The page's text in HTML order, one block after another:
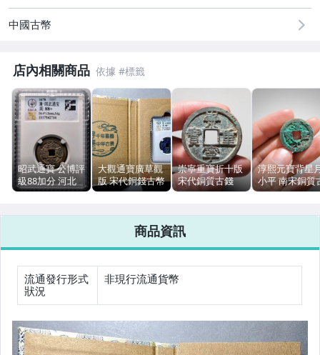
居家、家具與園藝
男性精品與服飾
偶像、球員卡與郵幣
女裝與服飾配件
手錶與飾品配件
女包精品與女鞋
相機、攝影與周邊
中國古幣
店內相關商品
昭武通寶 公博評
級88加分 河北
開放盒 銅古錢幣
大觀通寶廣草觀
版 宋代銅錢古幣
河北公博88加
崇寧重寶折十版
宋代銅質古錢
NGC評級 編號
淳熙元寶背星
小平 南宋銅質
幣 罐裝直邊 美
商品資訊
流通發行形式
狀況
非現行流通貨幣